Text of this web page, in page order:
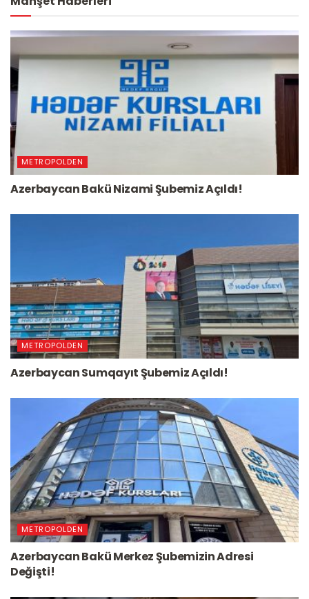
METROPOLDEN
Azerbaycan Bakü Nizami Şubemiz Açıldı!
METROPOLDEN
Azerbaycan Sumqayıt Şubemiz Açıldı!
METROPOLDEN
Azerbaycan Bakü Merkez Şubemizin Adresi
Değişti!